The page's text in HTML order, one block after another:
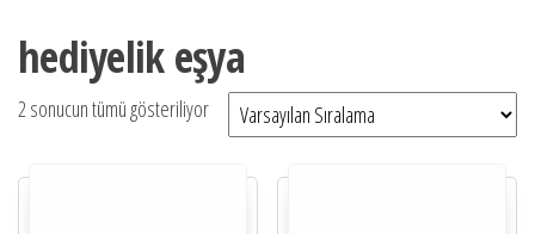
hediyelik eşya
2 sonucun tümü gösteriliyor